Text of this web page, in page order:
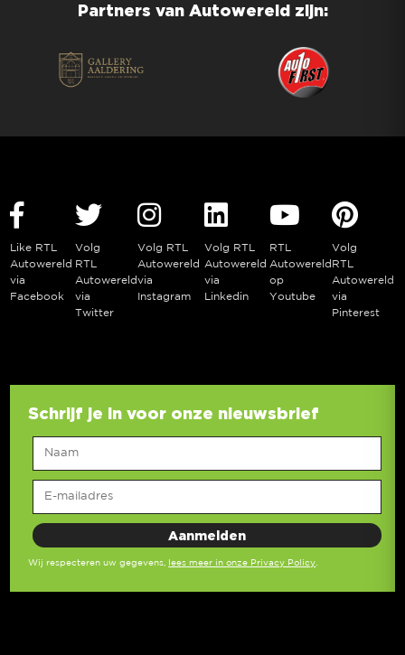
Partners van Autowereld zijn:
Like RTL
Autowereld
via
Facebook
Volg
RTL
Autowereld
via
Twitter
Volg RTL
Autowereld
via
Instagram
Volg RTL
Autowereld
via
Linkedin
RTL
Autowereld
op
Youtube
Volg
RTL
Autowereld
via
Pinterest
Schrijf je in voor onze nieuwsbrief
Wij respecteren uw gegevens, lees meer in onze Privacy Policy.